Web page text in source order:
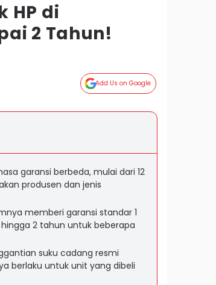
HP di
2 Tahun!
Add Us on Google
garansi berbeda, mulai dari 12
produsen dan jenis
memberi garansi standar 1
2 tahun untuk beberapa
suku cadang resmi
berlaku untuk unit yang dibeli